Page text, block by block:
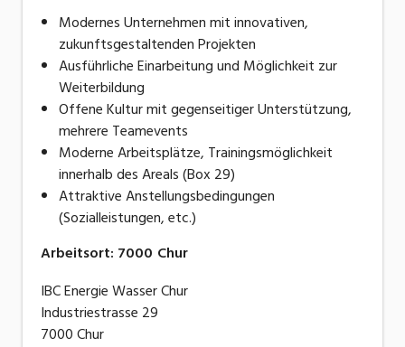
Modernes Unternehmen mit innovativen,
zukunftsgestaltenden Projekten
Ausführliche Einarbeitung und Möglichkeit zur
Weiterbildung
Offene Kultur mit gegenseitiger Unterstützung,
mehrere Teamevents
Moderne Arbeitsplätze, Trainingsmöglichkeit
innerhalb des Areals (Box 29)
Attraktive Anstellungsbedingungen
(Sozialleistungen, etc.)
Arbeitsort: 7000 Chur
IBC Energie Wasser Chur
Industriestrasse 29
7000 Chur